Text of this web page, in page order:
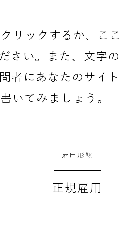
リックするか、こ
さい。また、文字
者にあなたのサイ
いてみましょう。
雇用形態
正規雇用